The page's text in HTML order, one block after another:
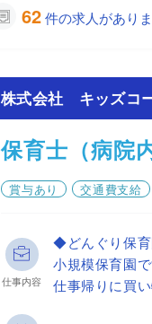
62件の求人があり
株式会社 キッズコ
保育士（病院
賞与あり 交通費支給
仕事内容
◆どんぐり保育
小規模保育園
仕事帰りに買